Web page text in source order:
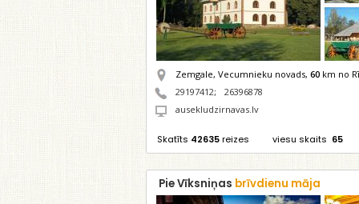
Zemgale, Vecumnieku novads, 60 km no
29197412;
26396878
ausekludzirnavas.lv
Skatīts 42635reizes viesu skaits 65
Pie Vīksniņas brīvdienu māja